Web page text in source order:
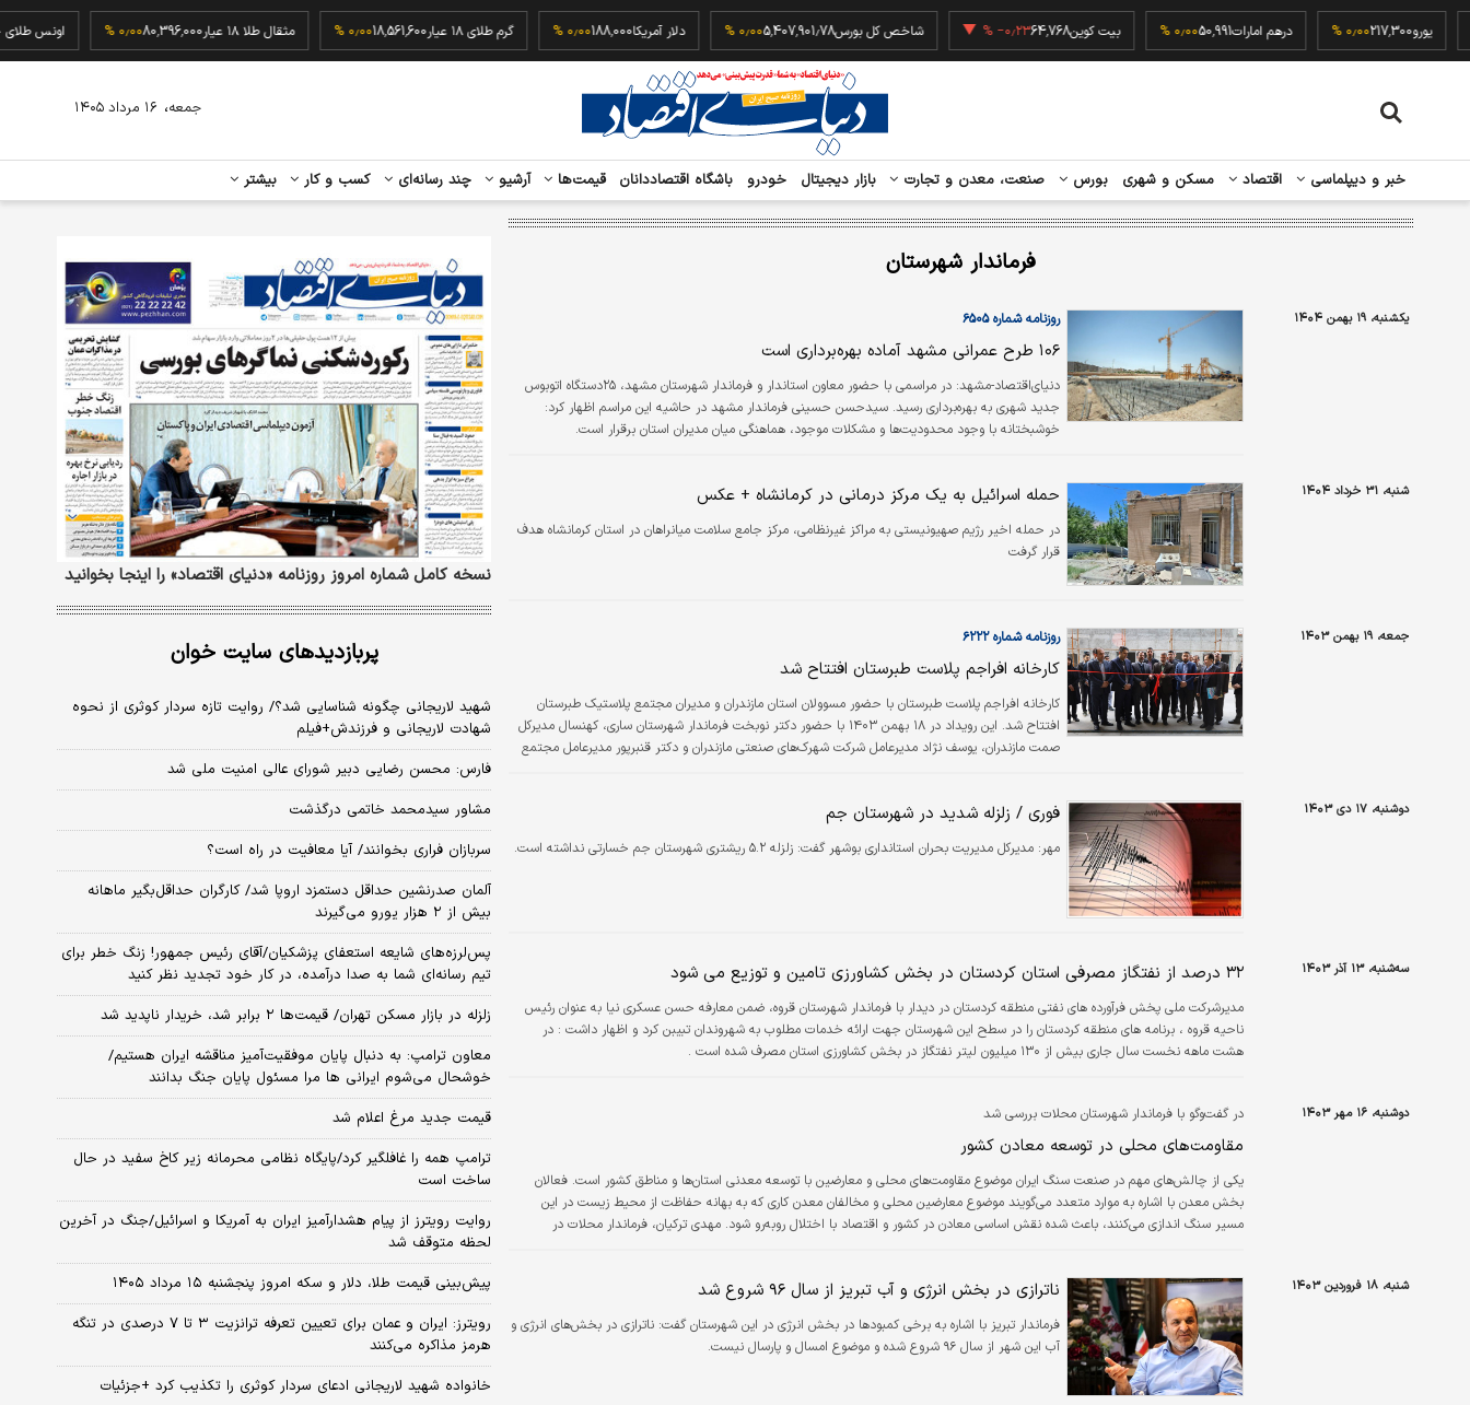
یورو217,300 درهم امارات50,991 بیت کوین64,768‎−۰٫۲۳ % شاخص کل بورس5,407,901.78 دلار آمریکا188,000 گرم طلای ۱۸ عیار 18,561,600 مثقال طلا ۱۸ عیار 80,396,000
خبر و دیپلماسی اقتصاد مسکن و شهری بورس صنعت، معدن و تجارت بازار دیجیتال خودرو باشگاه اقتصاددانان قیمت‌ها آرشیو چند رسانه‌ای کسب و کار بیشتر
جمعه، ۱۶ مرداد ۱۴۰۵
فرماندار شهرستان
یکشنبه، ۱۹ بهمن ۱۴۰۴ روزنامه شماره ۶۵۰۵
۱۰۶ طرح عمرانی مشهد آماده بهره‌برداری است
دنیای‌اقتصاد-مشهد: در مراسمی با حضور معاون استاندار و فرماندار شهرستان مشهد، ۲۵دستگاه اتوبوس
جدید شهری به بهره‌برداری رسید. سیدحسن حسینی فرماندار مشهد در حاشیه این مراسم اظهار کرد:
خوشبختانه با وجود محدودیت‌ها و مشکلات موجود، هماهنگی میان مدیران استان برقرار است.
شنبه، ۳۱ خرداد ۱۴۰۴ حمله اسرائیل به یک مرکز درمانی در کرمانشاه + عکس
در حمله اخیر رژیم صهیونیستی به مراکز غیرنظامی، مرکز جامع سلامت میانراهان در استان کرمانشاه هدف
قرار گرفت
جمعه، ۱۹ بهمن ۱۴۰۳ روزنامه شماره ۶۲۲۲
کارخانه افراجم پلاست طبرستان افتتاح شد
کارخانه افراجم پلاست طبرستان با حضور مسوولان استان مازندران و مدیران مجتمع پلاستیک طبرستان
افتتاح شد. این رویداد در ۱۸ بهمن ۱۴۰۳ با حضور دکتر نوبخت فرماندار شهرستان ساری، کهنسال مدیرکل
صمت مازندران، یوسف نژاد مدیرعامل شرکت شهرک‏‌های صنعتی مازندران و دکتر قنبرپور مدیرعامل مجتمع
کامپاندهای پلیمری به صورت…
دوشنبه، ۱۷ دی ۱۴۰۳ فوری / زلزله شدید در شهرستان جم
مهر: مدیرکل مدیریت بحران استانداری بوشهر گفت: زلزله ۵.۲ ریشتری شهرستان جم خسارتی نداشته است.
سه‌شنبه، ۱۳ آذر ۱۴۰۳ ۳۲ درصد از نفتگاز مصرفی استان کردستان در بخش کشاورزی تامین و توزیع می شود
مدیرشرکت ملی پخش فرآورده های نفتی منطقه کردستان در دیدار با فرماندار شهرستان قروه، ضمن معارفه حسن عسکری نیا به عنوان رئیس
ناحیه قروه ، برنامه های منطقه کردستان را در سطح این شهرستان جهت ارائه خدمات مطلوب به شهروندان تبیبن کرد و اظهار داشت : در
هشت ماهه نخست سال جاری بیش از ۱۳۰ میلیون لیتر نفتگاز در بخش کشاورزی استان مصرف شده است .
دوشنبه، ۱۶ مهر ۱۴۰۳ در گفت‌وگو با فرماندار شهرستان محلات بررسی شد
مقاومت‌های محلی در توسعه معادن کشور
یکی از چالش‌های مهم در صنعت سنگ ایران موضوع مقاومت‌های محلی و معارضین با توسعه معدنی استان‌ها و مناطق کشور است. فعالان
بخش معدن با اشاره به موارد متعدد می‌گویند موضوع معارضین محلی و مخالفان معدن کاری که به بهانه حفاظت از محیط زیست در این
مسیر سنگ اندازی می‌کنند، باعث شده نقش اساسی معادن در کشور و اقتصاد با اختلال روبه‌رو شود. مهدی ترکیان، فرماندار محلات در
شنبه، ۱۸ فروردین ۱۴۰۳ ناترازی در بخش انرژی و آب تبریز از سال ۹۶ شروع شد
فرماندار تبریز با اشاره به برخی کمبودها در بخش انرژی در این شهرستان گفت: ناترازی در بخش‌های انرژی و
آب این شهر از سال ۹۶ شروع شده و موضوع امسال و پارسال نیست.
نسخه کامل شماره امروز روزنامه «دنیای‌ اقتصاد» را اینجا بخوانید
پربازدیدهای سایت خوان
شهید لاریجانی چگونه شناسایی شد؟/ روایت تازه سردار کوثری از نحوه
شهادت لاریجانی و فرزندش+فیلم
فارس: محسن رضایی دبیر شورای عالی امنیت ملی شد
مشاور سیدمحمد خاتمی درگذشت
سربازان فراری بخوانند/ آیا معافیت در راه است؟
آلمان صدرنشین حداقل دستمزد اروپا شد/ کارگران حداقل‌بگیر ماهانه
بیش از ۲ هزار یورو می‌گیرند
پس‌لرزه‌های شایعه استعفای پزشکیان/آقای رئیس جمهور! زنگ خطر برای
تیم رسانه‌ای شما به صدا درآمده، در کار خود تجدید نظر کنید
زلزله در بازار مسکن تهران/ قیمت‌ها ۲ برابر شد، خریدار ناپدید شد
معاون ترامپ: به دنبال پایان موفقیت‌آمیز مناقشه ایران هستیم/
خوشحال می‌شوم ایرانی ها مرا مسئول پایان جنگ بدانند
قیمت جدید مرغ اعلام شد
ترامپ همه را غافلگیر کرد/پایگاه نظامی محرمانه زیر کاخ سفید در حال
ساخت است
روایت رویترز از پیام هشدارآمیز ایران به آمریکا و اسرائیل/جنگ در آخرین
لحظه متوقف شد
پیش‌بینی قیمت طلا، دلار و سکه امروز پنجشنبه ۱۵ مرداد ۱۴۰۵
رویترز: ایران و عمان برای تعیین تعرفه ترانزیت ۳ تا ۷ درصدی در تنگه
هرمز مذاکره می‌کنند
خانواده شهید لاریجانی ادعای سردار کوثری را تکذیب کرد +جزئیات